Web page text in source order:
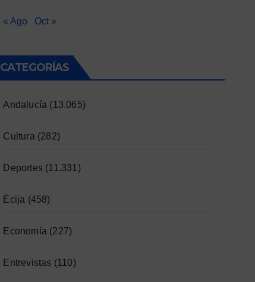
« Ago Oct »
CATEGORÍAS
Andalucía (13.065)
Cultura (282)
Deportes(11.331)
Écija (458)
Economía (227)
Entrevistas (110)